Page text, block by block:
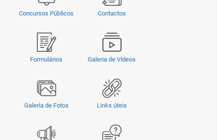
Concursos Públicos Contactos
Formulários Galeria de Vídeos
Galeria de Fotos Links úteis